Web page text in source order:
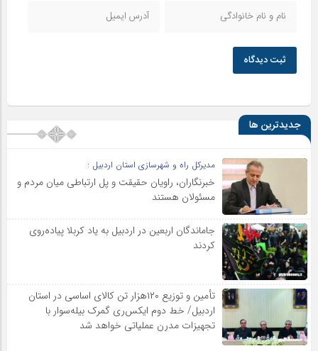
ثبت دیدگاه
جدیدترین ها
مدیرکل راه و شهرسازی استان اردبیل :
خبرنگاران، راویان حقیقت و پل ارتباطی میان مردم و
مسئولان هستند
جاماندگان اربعین در اردبیل به یاد کربلا پیاده‌روی
کردند
تأمین و توزیع ۱۲۰هزار تن کالای اساسی در استان
اردبیل/ خط دوم ایکس‌ری گمرک بیله‌سوار با
تجهیزات مدرن عملیاتی خواهد شد